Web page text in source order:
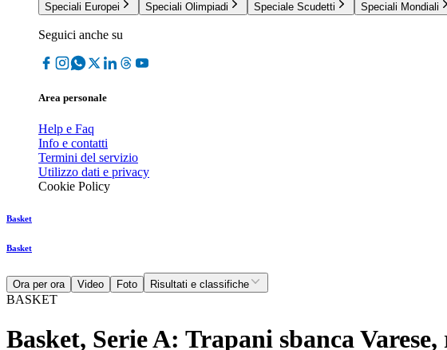
Speciali Europei
Speciali Olimpiadi Speciale Scudetti Speciali Mondiali
Seguici anche su
Area personale
Help e Faq
Info e contatti
Termini del servizio
Utilizzo dati e privacy
Cookie Policy
Basket
Basket
Ora per ora Video Foto Risultati e classifiche
BASKET
Basket, Serie A: Trapani sbanca